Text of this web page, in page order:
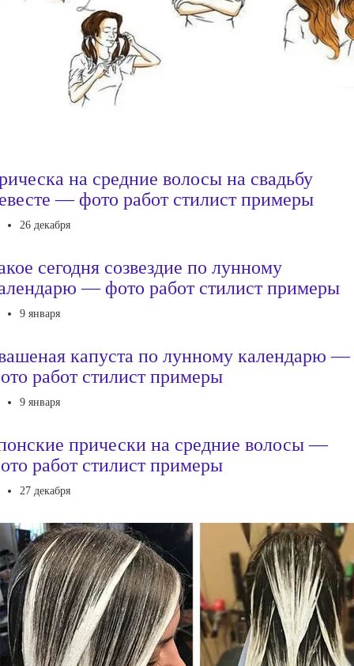
на средние волосы на свадьбу
— фото работ стилист примеры
26 декабря
сегодня созвездие по лунному
— фото работ стилист примеры
9 января
капуста по лунному календарю —
работ стилист примеры
9 января
прически на средние волосы —
работ стилист примеры
27 декабря